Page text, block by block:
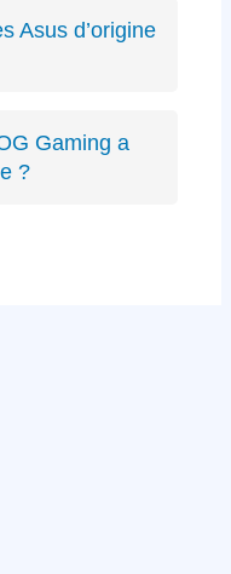
ProArt,
complète sur
Asus d’origine
spécifications
Gaming a
?